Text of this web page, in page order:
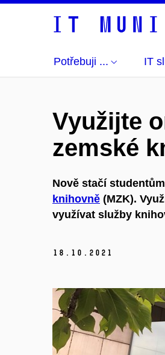
Potřebuji ... IT
Využijte
zemské
Nově stačí
knihovně (MZK).
využívat služby
18. 10. 2021